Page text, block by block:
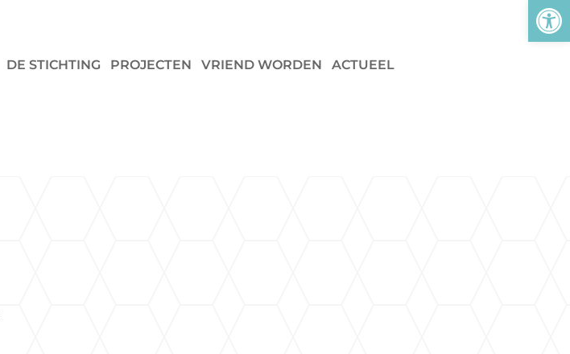
DE STICHTING PROJECTEN VRIEND WORDEN ACTUEEL